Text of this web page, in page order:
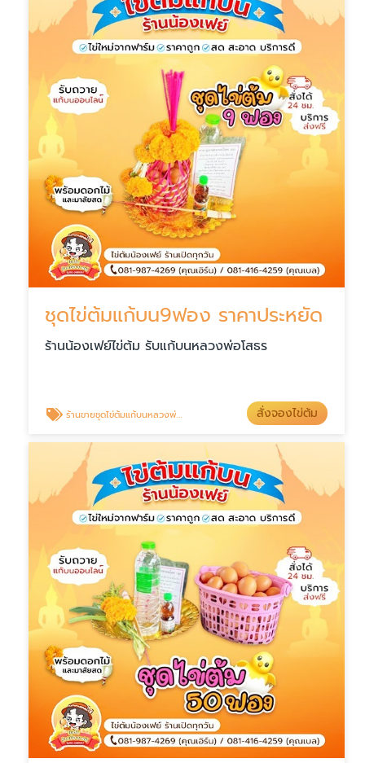
ชุดไข่ต้มแก้บน9ฟอง ราคาประหยัด
ร้านน้องเฟย์ไข่ต้ม รับแก้บนหลวงพ่อโสธร
ร้านขายชุดไข่ต้มแก้บนหลวงพ่อโสธร สั่งจองไข่ต้ม